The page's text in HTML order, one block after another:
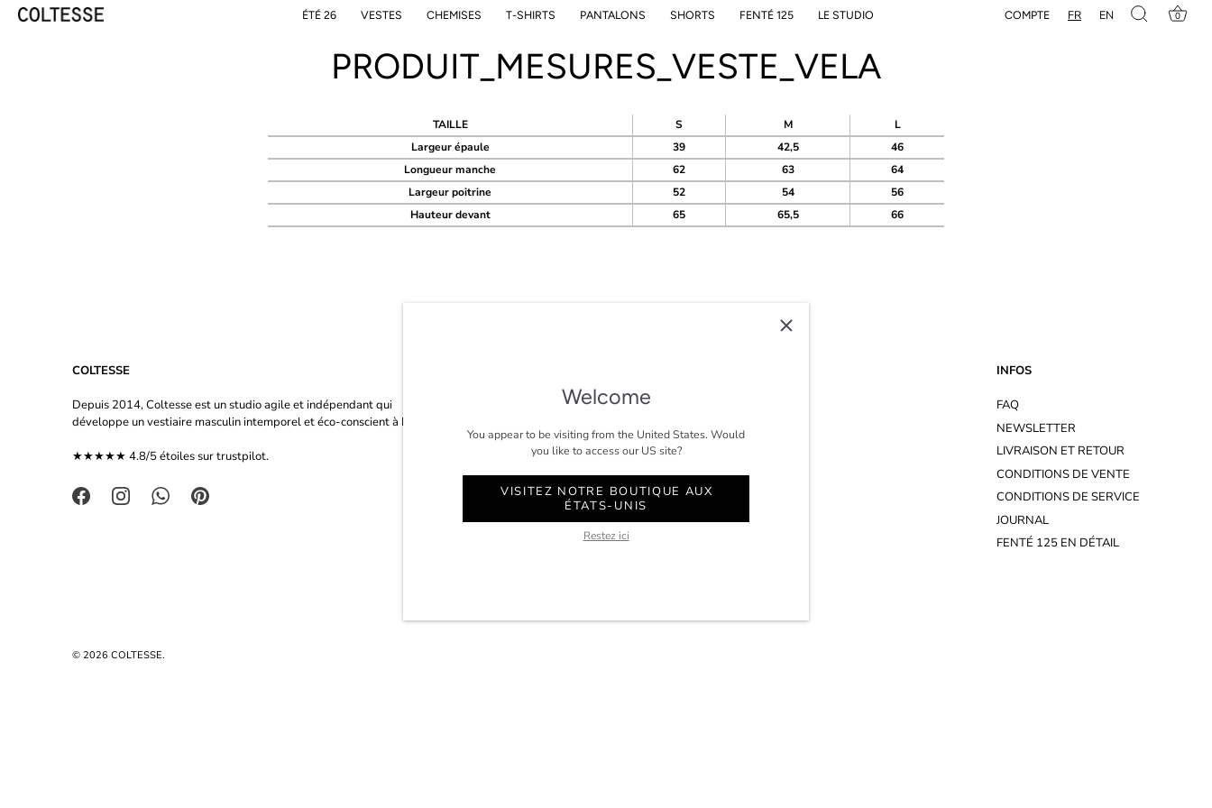
Skip
ÉTÉ 26 VESTES CHEMISES T-SHIRTS PANTALONS SHORTS FENTÉ 125 LE STUDIO COMPTE FR EN 0
PRODUIT_MESURES_VESTE_VELA
TAILLE S M
L
Largeur épaule
39 42,5
46
Longueur manche
62 63
64
Largeur poitrine
52 54
56
Hauteur devant
65 65,5 66
COLTESSE
Depuis 2014, Coltesse est un studio agile et indépendant qui
développe un vestiaire masculin intemporel et éco-conscient à Paris.
★★★★★ 4.8/5 étoiles surtrustpilot.
COMPTE
SERVICE CLIENT
WHATSAPP
RENDEZ-VOUS AU STUDIO
INFOS
FAQ
NEWSLETTER
LIVRAISON ET RETOUR
CONDITIONS DE VENTE
CONDITIONS DE SERVICE
JOURNAL
FENTÉ 125 EN DÉTAIL
© 2026 COLTESSE.
Welcome
You appear to be visiting from the United States. Would
you like to access our US site?
VISITEZ NOTRE BOUTIQUE AUX
ÉTATS-UNIS
Restez ici